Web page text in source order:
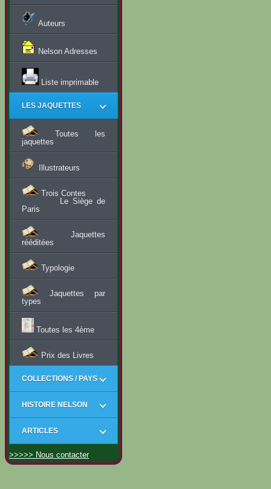
Auteurs
Nelson Adresses
Liste imprimable
LES JAQUETTES
Toutes les
jaquettes
Illustrateurs
Trois Contes
Le Siège de
Paris
Jaquettes
rééditées
Typologie
Jaquettes par
types
Toutes les 4ème
Prix des Livres
COLLECTIONS / PAYS
HISTOIRE NELSON
ARTICLES
>>>>> Nous contacter